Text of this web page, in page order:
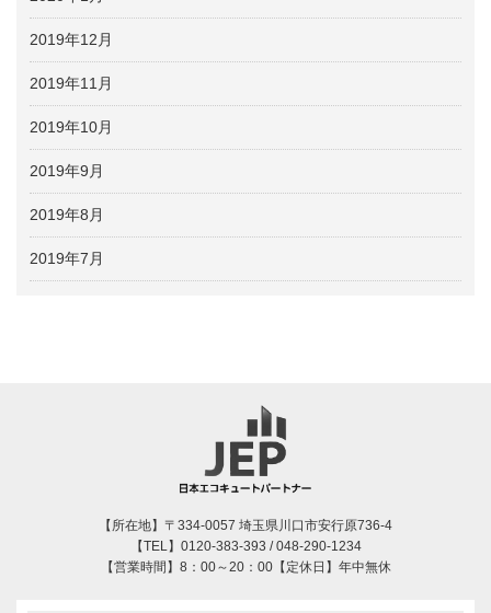
2019年12月
2019年11月
2019年10月
2019年9月
2019年8月
2019年7月
【所在地】〒334-0057 埼玉県川口市安行原736-4
【TEL】0120-383-393 / 048-290-1234
【営業時間】8：00～20：00【定休日】年中無休